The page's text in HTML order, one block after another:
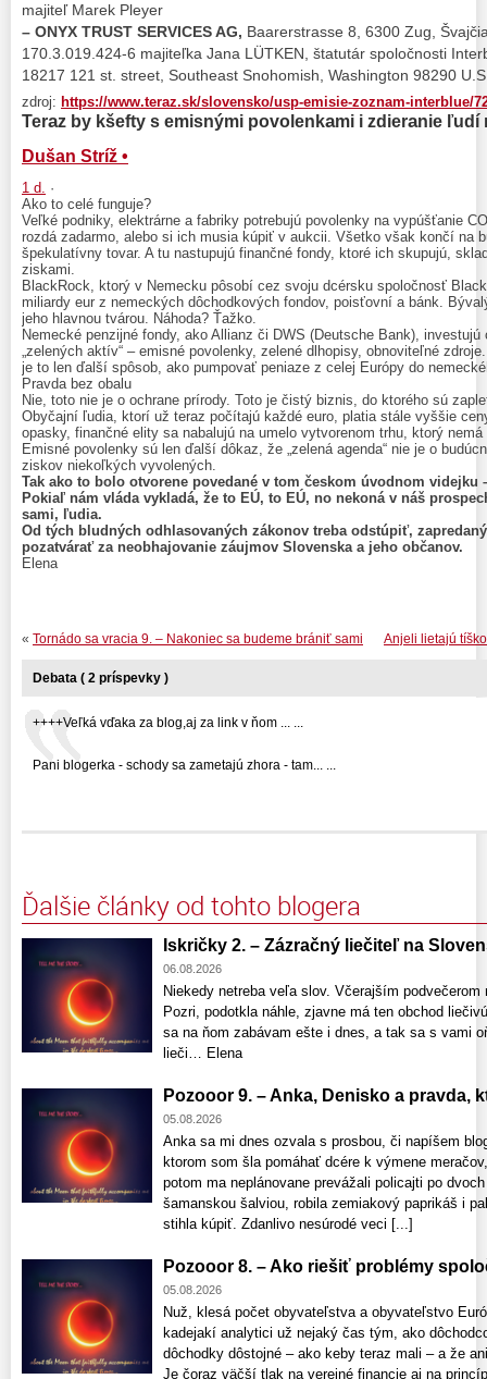
majiteľ Marek Pleyer
– ONYX TRUST SERVICES AG, Baarerstrasse 8, 6300 Zug,
170.3.019.424-6 majiteľka Jana LÜTKEN, štatutár spoločnosti
18217 121 st. street, Southeast Snohomish, Washington 98290
zdroj: https://www.teraz.sk/slovensko/usp-emisie-zoznam-interblue/
Teraz by kšefty s emisnými povolenkami i zdieranie ľudí
Dušan Stríž •
1 d. ·
Ako to celé funguje?
Veľké podniky, elektrárne a fabriky potrebujú povolenky na vypúšťanie
rozdá zadarmo, alebo si ich musia kúpiť v aukcii. Všetko však končí na
špekulatívny tovar. A tu nastupujú finančné fondy, ktoré ich skupujú,
ziskami.
BlackRock, ktorý v Nemecku pôsobí cez svoju dcérsku spoločnosť
miliardy eur z nemeckých dôchodkových fondov, poisťovní a bánk.
jeho hlavnou tvárou. Náhoda? Ťažko.
Nemecké penzijné fondy, ako Allianz či DWS (Deutsche Bank),
„zelených aktív“ – emisné povolenky, zelené dlhopisy, obnoviteľné
je to len ďalší spôsob, ako pumpovať peniaze z celej Európy do
Pravda bez obalu
Nie, toto nie je o ochrane prírody. Toto je čistý biznis, do ktorého sú
Obyčajní ľudia, ktorí už teraz počítajú každé euro, platia stále vyššie
opasky, finančné elity sa nabalujú na umelo vytvorenom trhu, ktorý
Emisné povolenky sú len ďalší dôkaz, že „zelená agenda“ nie je o
ziskov niekoľkých vyvolených.
Tak ako to bolo otvorene povedané v tom českom úvodnom videjku
Pokiaľ nám vláda vykladá, že to EÚ, to EÚ, no nekoná v náš
sami, ľudia.
Od tých bludných odhlasovaných zákonov treba odstúpiť,
pozatvárať za neobhajovanie záujmov Slovenska a jeho občanov.
Elena
Anjeli lietajú
« Tornádo sa vracia 9. – Nakoniec sa budeme brániť sami
Debata ( 2 príspevky )
++++Veľká vďaka za blog,aj za link v ňom ... ...
Pani blogerka - schody sa zametajú zhora - tam... ...
Ďalšie články od tohto blogera
Iskričky 2. – Zázračný liečiteľ na
06.08.2026
Niekedy netreba veľa slov. Včerajším
Pozri, podotkla náhle, zjavne má ten obchod
sa na ňom zabávam ešte i dnes, a tak sa s vami
lieči… Elena
Pozooor 9. – Anka, Denisko a pravda,
05.08.2026
Anka sa mi dnes ozvala s prosbou, či napíšem
ktorom som šla pomáhať dcére k výmene
potom ma neplánovane prevážali policajti po
šamanskou šalviou, robila zemiakový paprikáš i
stihla kúpiť. Zdanlivo nesúrodé veci [...]
Pozooor 8. – Ako riešiť problémy
05.08.2026
Nuž, klesá počet obyvateľstva a obyvateľstvo
kadejakí analytici už nejaký čas tým, ako
dôchodky dôstojné – ako keby teraz mali – a že
Je čoraz väčší tlak na verejné financie aj na